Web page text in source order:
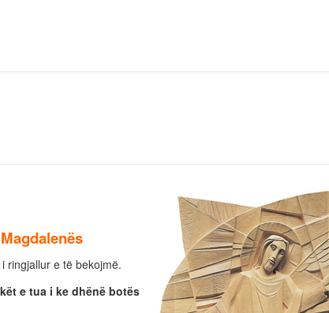
ringjallur e të bekojmë.
e tua i ke dhënë botës